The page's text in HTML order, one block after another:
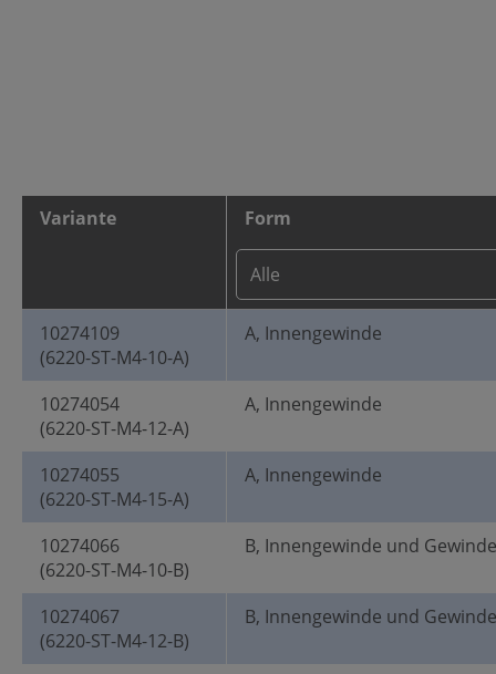
Variante Form
10274109
(6220-ST-M4-10-A)
A, Innengewinde
10274054
(6220-ST-M4-12-A)
A, Innengewinde
10274055
(6220-ST-M4-15-A)
A, Innengewinde
10274066
(6220-ST-M4-10-B)
B, Innengewinde und
10274067
(6220-ST-M4-12-B)
B, Innengewinde und